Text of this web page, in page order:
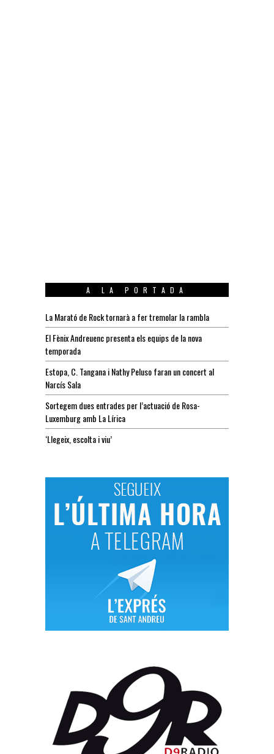
A LA PORTADA
La Marató de Rock tornarà a fer tremolar la rambla
El Fènix Andreuenc presenta els equips de la nova
temporada
Estopa, C. Tangana i Nathy Peluso faran un concert al
Narcís Sala
Sortegem dues entrades per l’actuació de Rosa-
Luxemburg amb La Lírica
‘Llegeix, escolta i viu’